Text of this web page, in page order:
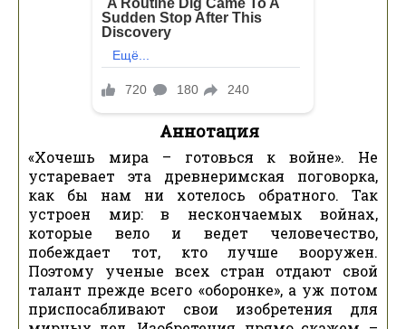
Аннотация
«Хочешь мира – готовься к войне». Не
устаревает эта древнеримская поговорка,
как бы нам ни хотелось обратного. Так
устроен мир: в нескончаемых войнах,
которые вело и ведет человечество,
побеждает тот, кто лучше вооружен.
Поэтому ученые всех стран отдают свой
талант прежде всего «оборонке», а уж потом
приспосабливают свои изобретения для